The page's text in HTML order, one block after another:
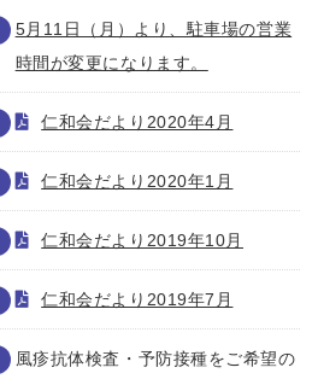
5月11日（月）より、駐車場の営業
時間が変更になります。
仁和会だより2020年4月
仁和会だより2020年1月
仁和会だより2019年10月
仁和会だより2019年7月
風疹抗体検査・予防接種をご希望の